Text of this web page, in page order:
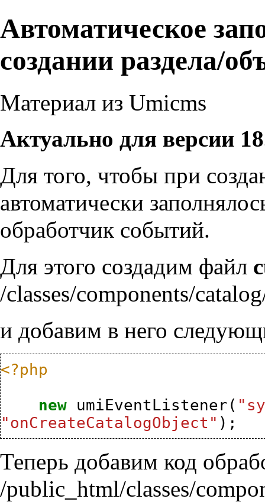
Автоматическое
создании раздела/
Материал из Umicms
Актуально для версии
Для того, чтобы при
автоматически
обработчик событий.
Для этого создадим файл
/classes/components/
и добавим в него
<?php
new umiEventListener (
"onCreateCatalogObject" );
Теперь добавим код
/public_html/classes/